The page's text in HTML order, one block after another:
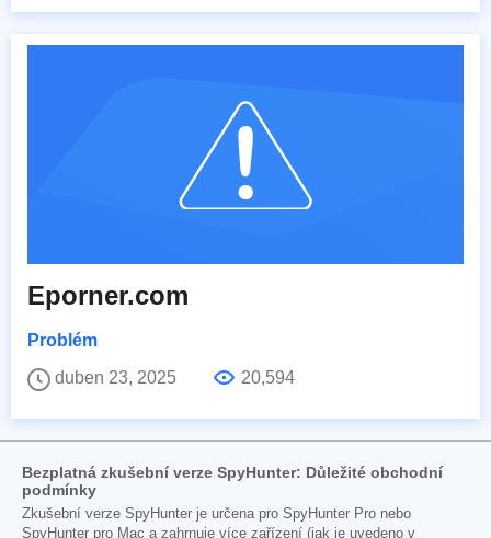
Eporner.com
Problém
duben 23, 2025
20,594
Bezplatná zkušební verze SpyHunter: Důležité obchodní
podmínky
Zkušební verze SpyHunter je určena pro SpyHunter Pro nebo
SpyHunter pro Mac a zahrnuje více zařízení (jak je uvedeno v